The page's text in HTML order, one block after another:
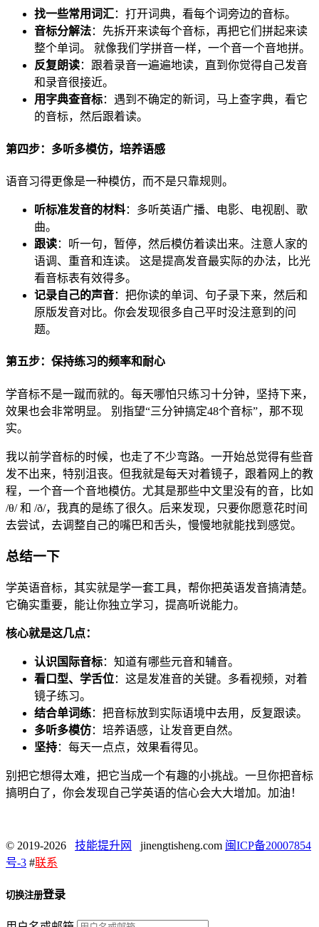
找一些常用词汇：打开词典，看每个词旁边的音标。
音标分解法：先拆开来读每个音标，再把它们拼起来读
整个单词。 就像我们学拼音一样，一个音一个音地拼。
反复朗读：跟着录音一遍遍地读，直到你觉得自己发音
和录音很接近。
用字典查音标：遇到不确定的新词，马上查字典，看它
的音标，然后跟着读。
第四步：多听多模仿，培养语感
语音习得更像是一种模仿，而不是只靠规则。
听标准发音的材料：多听英语广播、电影、电视剧、歌
曲。
跟读：听一句，暂停，然后模仿着读出来。注意人家的
语调、重音和连读。 这是提高发音最实际的办法，比光
看音标表有效得多。
记录自己的声音：把你读的单词、句子录下来，然后和
原版发音对比。你会发现很多自己平时没注意到的问
题。
第五步：保持练习的频率和耐心
学音标不是一蹴而就的。每天哪怕只练习十分钟，坚持下来，
效果也会非常明显。 别指望“三分钟搞定48个音标”，那不现
实。
我以前学音标的时候，也走了不少弯路。一开始总觉得有些音
发不出来，特别沮丧。但我就是每天对着镜子，跟着网上的教
程，一个音一个音地模仿。尤其是那些中文里没有的音，比如
/θ/ 和 /ð/，我真的是练了很久。后来发现，只要你愿意花时间
去尝试，去调整自己的嘴巴和舌头，慢慢地就能找到感觉。
总结一下
学英语音标，其实就是学一套工具，帮你把英语发音搞清楚。
它确实重要，能让你独立学习，提高听说能力。
核心就是这几点：
认识国际音标：知道有哪些元音和辅音。
看口型、学舌位：这是发准音的关键。多看视频，对着
镜子练习。
结合单词练：把音标放到实际语境中去用，反复跟读。
多听多模仿：培养语感，让发音更自然。
坚持：每天一点点，效果看得见。
别把它想得太难，把它当成一个有趣的小挑战。一旦你把音标
搞明白了，你会发现自己学英语的信心会大大增加。加油！
© 2019-2026 技能提升网 jinengtisheng.com 闽ICP备20007854
号-3 #联系
切换注册登录